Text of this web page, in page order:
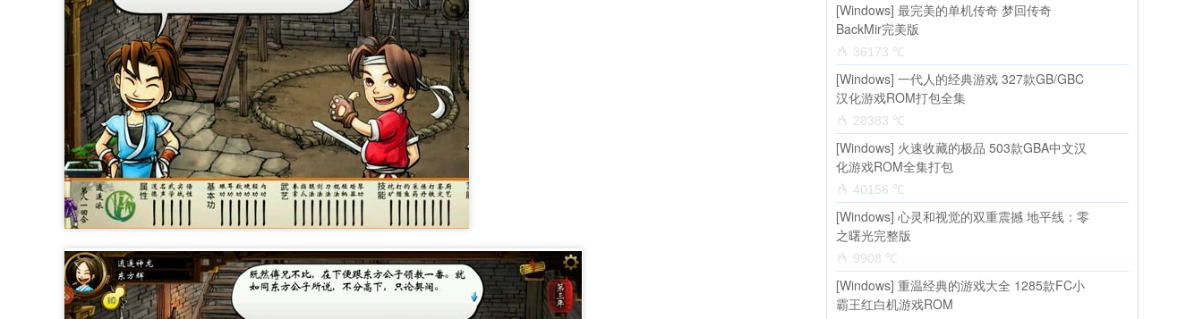
[Windows] 最完美的单机传奇 梦回传奇
BackMir完美版
36173 ℃
[Windows] 一代人的经典游戏 327款GB/GBC
汉化游戏ROM打包全集
28383 ℃
[Windows] 火速收藏的极品 503款GBA中文汉
化游戏ROM全集打包
40156 ℃
[Windows] 心灵和视觉的双重震撼 地平线：零
之曙光完整版
9908 ℃
[Windows] 重温经典的游戏大全 1285款FC小
霸王红白机游戏ROM